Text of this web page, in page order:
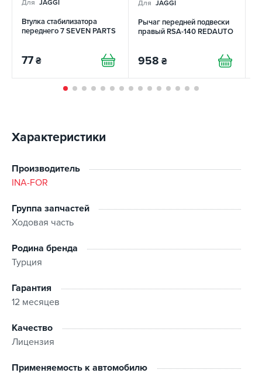
Для JAGGI
Втулка стабилизатора
переднего 7 SEVEN PARTS
77 ₴
Для JAGGI
Рычаг передней подвески
правый RSA-140 REDAUTO
958 ₴
Характеристики
Производитель
INA-FOR
Группа запчастей
Ходовая часть
Родина бренда
Турция
Гарантия
12 месяцев
Качество
Лицензия
Применяемость к автомобилю